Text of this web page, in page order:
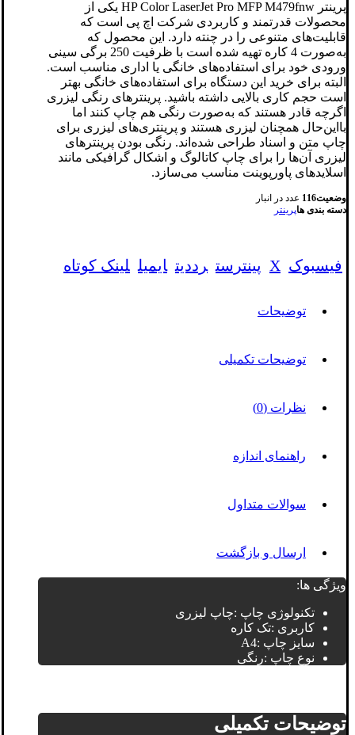
پرینتر HP Color LaserJet Pro MFP M479fnw یکی از
محصولات قدرتمند و کاربردی شرکت اچ پی است که
قابلیت‌های متنوعی را در چنته دارد. این محصول که
به‌صورت 4 کاره تهیه شده است با ظرفیت 250 برگی سینی
ورودی خود برای استفاده‌های خانگی یا اداری مناسب است.
البته برای خرید این دستگاه برای استفاده‌های خانگی بهتر
است حجم کاری بالایی داشته باشید. پرینترهای رنگی لیزری
اگرچه قادر هستند که به‌صورت رنگی هم چاپ کنند اما
بااین‌حال همچنان لیزری هستند و پرینتری‌های لیزری برای
چاپ متن و اسناد طراحی شده‌اند. رنگی بودن پرینترهای
لیزری آن‌ها را برای چاپ کاتالوگ و اشکال گرافیکی مانند
اسلایدهای پاورپوینت مناسب می‌سازد.
وضعیت116 عدد در انبار
دسته بندی هاپرینتر
فیسبوک X پینترست رددیت ایمیل لینک کوتاه
توضیحات
توضیحات تکمیلی
نظرات (0)
راهنمای اندازه
سوالات متداول
ارسال و بازگشت
ویژگی ها:
تکنولوژی چاپ :چاپ لیزری
کاربری :تک کاره
سایز چاپ :A4
نوع چاپ :رنگی
توضیحات تکمیلی